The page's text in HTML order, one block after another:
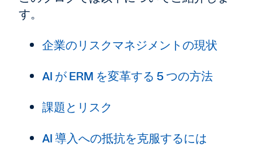
す。
企業のリスクマネジメントの現状
AI が ERM を変革する 5 つの方法
課題とリスク
AI 導入への抵抗を克服するには